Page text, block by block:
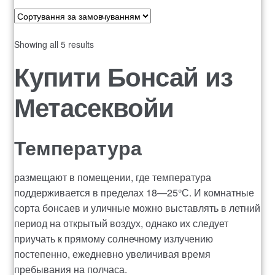
Showing all 5 results
Купити Бонсай из
Метасеквойи
Температура
размещают в помещении, где температура
поддерживается в пределах 18—25°С. И комнатные
сорта бонсаев и уличные можно выставлять в летний
период на открытый воздух, однако их следует
приучать к прямому солнечному излучению
постепенно, ежедневно увеличивая время
пребывания на полчаса.